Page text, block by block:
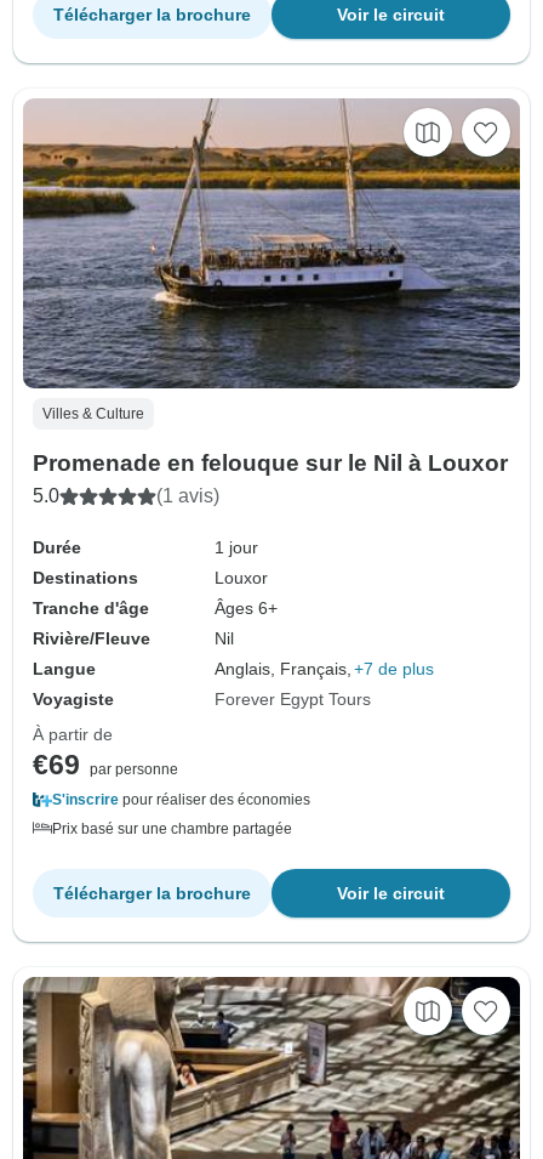
Voir le circuit
Télécharger la brochure
Villes & Culture
Promenade en felouque sur le Nil à Louxor
5.0 (1 avis)
Durée
1 jour
Destinations
Louxor
Tranche d'âge
Âges 6+
Rivière/Fleuve
Nil
Langue
Anglais, Français, +7 de plus
Voyagiste
Forever Egypt Tours
À partir de
€69
par personne
S'inscrire pour réaliser des économies
Prix basé sur une chambre partagée
Voir le circuit
Télécharger la brochure